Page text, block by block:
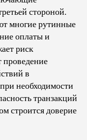
стороной.
многие рутинные
оплаты и
риск
проведение
в
необходимости
транзакций
строится доверие